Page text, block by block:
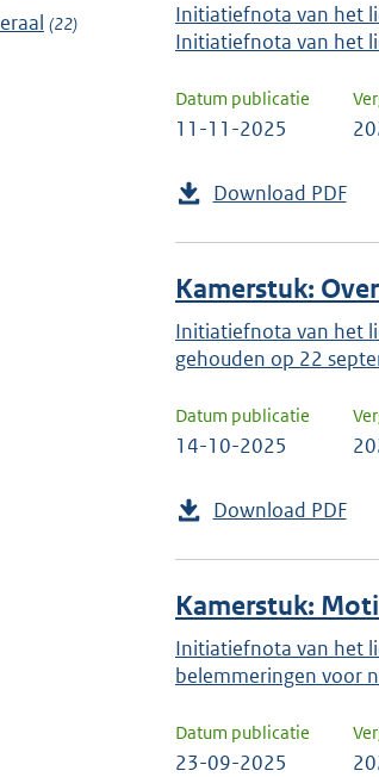
(22)
Initiatiefnota van het
Initiatiefnota van het
Datum publicatie
11-11-2025
Download PDF
Kamerstuk:
Initiatiefnota van het
gehouden op 22
Datum publicatie
14-10-2025
Download PDF
Kamerstuk:
Initiatiefnota van het
belemmeringen voor
Datum publicatie
23-09-2025